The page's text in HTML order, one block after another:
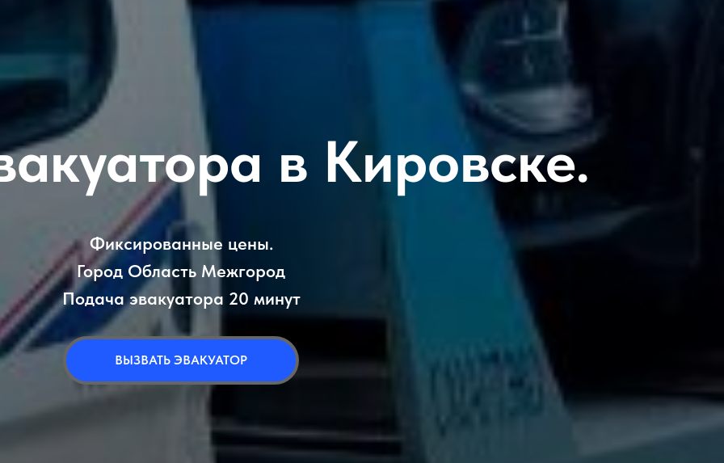
в Кировске.
Фиксированные цены.
Город Область Межгород
Подача эвакуатора 20 минут
ВЫЗВАТЬ ЭВАКУАТОР